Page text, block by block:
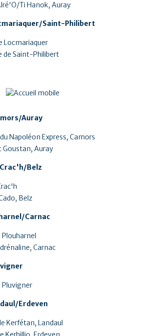
Ti Hanok, Auray
Saint-Philibert
Locmariaquer
de Saint-Philibert
Auray
Napoléon Express, Camors
Goustan, Auray
Belz
Belz
Carnac
Carnac
Pluvigner
Erdeven
Kerfétan, Landaul